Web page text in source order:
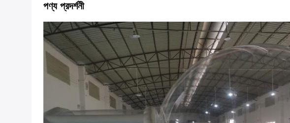
পণ্য প্রদর্শনী